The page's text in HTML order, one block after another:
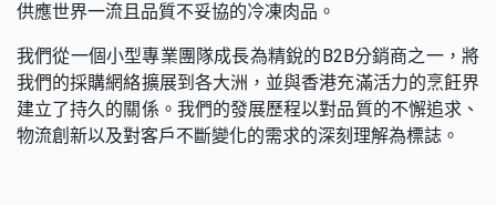
供應世界一流且品質不妥協的冷凍肉品。
我們從一個小型專業團隊成長為精銳的B2B分銷商之一，將
我們的採購網絡擴展到各大洲，並與香港充滿活力的烹飪界
建立了持久的關係。我們的發展歷程以對品質的不懈追求、
物流創新以及對客戶不斷變化的需求的深刻理解為標誌。